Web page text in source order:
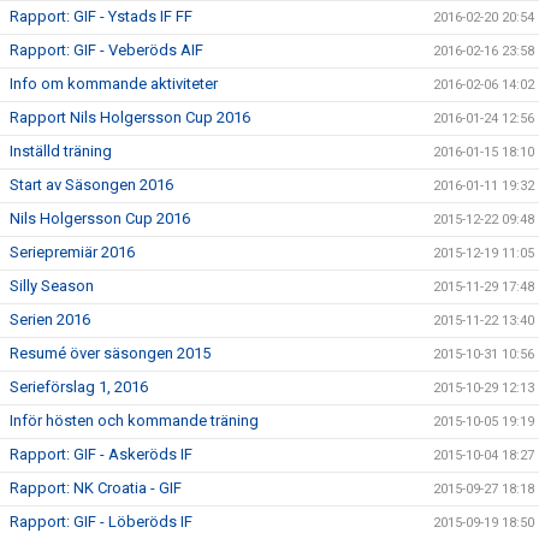
Rapport: GIF - Ystads IF FF 2016-02-20 20:54
Rapport: GIF - Veberöds AIF 2016-02-16 23:58
Info om kommande aktiviteter 2016-02-06 14:02
Rapport Nils Holgersson Cup 2016 2016-01-24 12:56
Inställd träning 2016-01-15 18:10
Start av Säsongen 2016 2016-01-11 19:32
Nils Holgersson Cup 2016 2015-12-22 09:48
Seriepremiär 2016 2015-12-19 11:05
Silly Season 2015-11-29 17:48
Serien 2016 2015-11-22 13:40
Resumé över säsongen 2015 2015-10-31 10:56
Serieförslag 1, 2016 2015-10-29 12:13
Inför hösten och kommande träning 2015-10-05 19:19
Rapport: GIF - Askeröds IF 2015-10-04 18:27
Rapport: NK Croatia - GIF 2015-09-27 18:18
Rapport: GIF - Löberöds IF 2015-09-19 18:50